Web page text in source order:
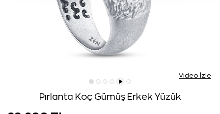
Video İzle
Pırlanta Koç Gümüş Erkek Yüzük